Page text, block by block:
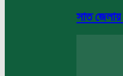
সাত জেলায়